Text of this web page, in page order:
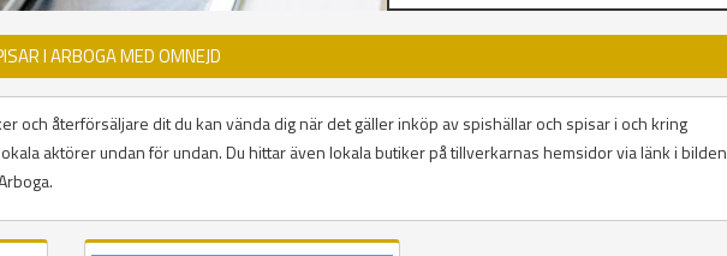
I ARBOGA MED OMNEJD
och återförsäljare dit du kan vända dig när det gäller inköp av spishällar och spisar i och kring
aktörer undan för undan. Du hittar även lokala butiker på tillverkarnas hemsidor via länk i bilden